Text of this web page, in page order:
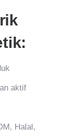
aktif
Halal,